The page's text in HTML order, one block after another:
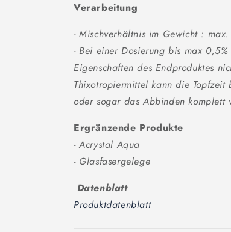
Verarbeitung
- Mischverhältnis im Gewicht :
- Bei einer Dosierung bis max
Eigenschaften des Endproduktes
Thixotropiermittel kann die
oder sogar das Abbinden komplett
Ergränzende Produkte
- Acrystal Aqua
- Glasfasergelege
Datenblatt
Produktdatenblatt